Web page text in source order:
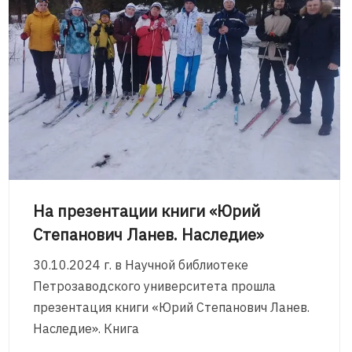
На презентации книги «Юрий
Степанович Ланев. Наследие»
30.10.2024 г. в Научной библиотеке
Петрозаводского университета прошла
презентация книги «Юрий Степанович Ланев.
Наследие». Книга